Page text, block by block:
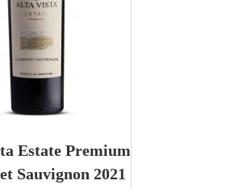
Estate Premium
Sauvignon 2021